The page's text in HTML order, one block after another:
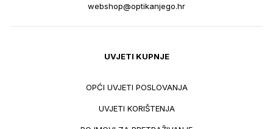
webshop@optikanjego.hr
UVJETI KUPNJE
OPĆI UVJETI POSLOVANJA
UVJETI KORIŠTENJA